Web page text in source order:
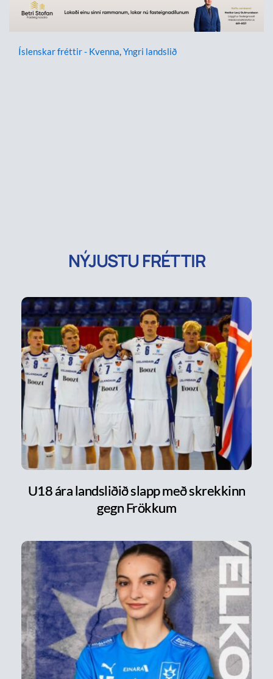
Íslenskar fréttir - Kvenna,Yngri landslið
NÝJUSTU FRÉTTIR
U18 ára landsliðið slapp með skrekkinn
gegn Frökkum